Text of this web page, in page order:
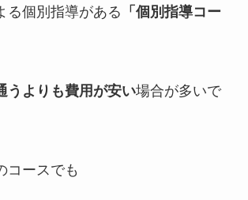
る個別指導がある 「個別指導コー
うよりも費用が安い場合が多いで
コースでも